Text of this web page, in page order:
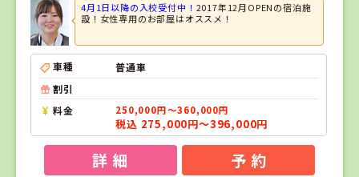
4月1日以降の入校受付中！ 2017年12月OPENの宿泊施
設！女性専用のお部屋はオススメ！
車種
普通車
割引
料金
250,000円～360,000円
税込 275,000円～396,000円
詳 細 予 約